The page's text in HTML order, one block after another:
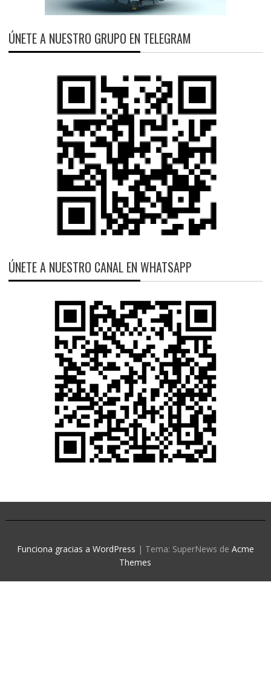
ÚNETE A NUESTRO GRUPO EN TELEGRAM
ÚNETE A NUESTRO CANAL EN WHATSAPP
Funciona gracias a WordPress | Tema: SuperNews de Acme
Themes